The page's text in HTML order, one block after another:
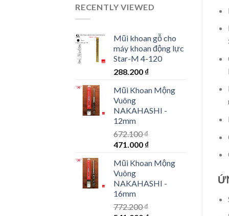
RECENTLY VIEWED
Mũi khoan gỗ cho
máy khoan động lực
Star-M 4-120
288.200 ₫
Mũi Khoan Mộng
Vuông
NAKAHASHI -
12mm
672.100₫
Original
was:
672.100 ₫.
471.000 ₫Current
is:
Mũi Khoan Mộng
Vuông
NAKAHASHI -
16mm
772.200₫